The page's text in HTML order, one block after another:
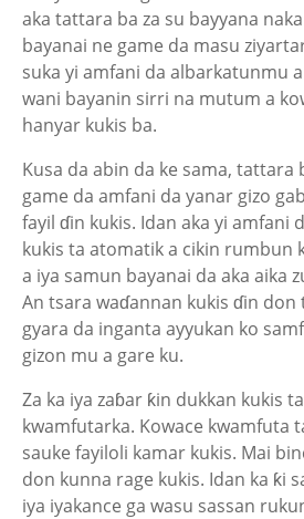
aka tattara ba za su bayyana
bayanai ne game da masu
suka yi amfani da albarkatunmu
wani bayanin sirri na mutum a
hanyar kukis ba.
Kusa da abin da ke sama, tattara
game da amfani da yanar gizo
fayil ɗin kukis. Idan aka yi amfani
kukis ta atomatik a cikin rumbun
a iya samun bayanai da aka aika
An tsara waɗannan kukis ɗin
gyara da inganta ayyukan ko
gizon mu a gare ku.
Za ka iya zaɓar ƙin dukkan kukis
kwamfutarka. Kowace kwamfuta
sauke fayiloli kamar kukis. Mai
don kunna rage kukis. Idan ka ƙi
iya iyakance ga wasu sassan